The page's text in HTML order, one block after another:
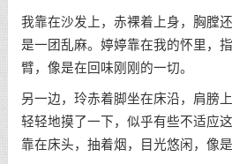
我靠在沙发上，赤裸着上身，胸膛
是一团乱麻。婷婷靠在我的怀里，
臂，像是在回味刚刚的一切。
另一边，玲赤着脚坐在床沿，肩膀
轻轻地摸了一下，似乎有些不适应
靠在床头，抽着烟，目光悠闲，像